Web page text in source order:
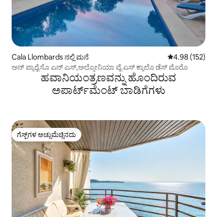
Cala Llombards ನಲ್ಲಿ ಮನೆ 5 ರಲ್ಲಿ 4.98
4.98 (152)
ಅನ್ ಪ್ಯಾರೈಸೊ ಎನ್ ಎಸ್,ಅಲ್ಮೋನಿಯಾ ವೈ ಎಸ್ ಕ್ಯಾಲೊ ಡೆಸ್ ಮೊರೊ
ಹವಾನಿಯಂತ್ರಣವನ್ನು ಹೊಂದಿರುವ
ಅಪಾರ್ಟ್‌ಮೆಂಟ್‌ ಬಾಡಿಗೆಗಳು
ಗೆಸ್ಟ್‌ಗಳ ಅಚ್ಚುಮೆಚ್ಚಿನದು
ಗೆಸ್ಟ್‌ಗಳ ಅಚ್ಚುಮೆಚ್ಚಿನದು